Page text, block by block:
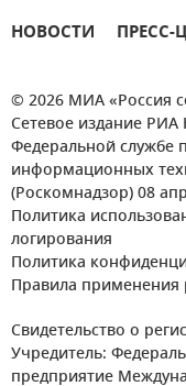
НОВОСТИ ПРЕСС-
© 2026 МИА «Россия
Сетевое издание РИА
Федеральной службе
информационных
(Роскомнадзор) 08
Политика
логирования
Политика
Правила применения
Свидетельство о
Учредитель:
предприятие